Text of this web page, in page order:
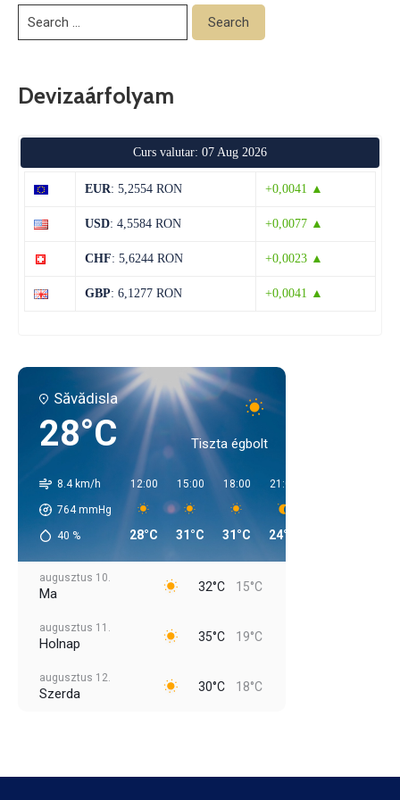
Devizaárfolyam
Curs valutar: 07 Aug 2026
EUR: 5,2554 RON +0,0041 ▲
USD: 4,5584 RON +0,0077 ▲
CHF: 5,6244 RON +0,0023 ▲
GBP: 6,1277 RON +0,0041 ▲
Săvădisla
28°C Tiszta égbolt
8.4 km/h
764mmHg
40 %
12:00
28°C
15:00
31°C
18:00
31°C
21:00
24°C
augusztus 10.
Ma 32°C 15°C
augusztus 11.
Holnap 35°C 19°C
augusztus 12.
Szerda 30°C 18°C
augusztus 14.